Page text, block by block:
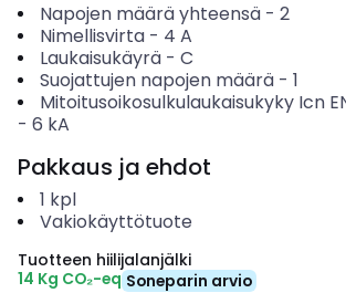
Napojen määrä yhteensä- 2
Nimellisvirta- 4 A
Laukaisukäyrä- C
Suojattujen napojen määrä- 1
Mitoitusoikosulkulaukaisukyky Icn
- 6 kA
Pakkaus ja ehdot
1 kpl
Vakiokäyttötuote
Tuotteen hiilijalanjälki
14 Kg CO₂-eq Soneparin arvio